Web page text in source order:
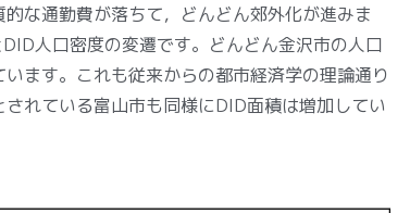
な通勤費が落ちて，どんどん郊外化が進みま
人口密度の変遷です。どんどん金沢市の人口
ます。これも従来からの都市経済学の理論通り
れている富山市も同様にDID面積は増加してい